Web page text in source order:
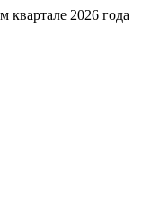
квартале 2026 года